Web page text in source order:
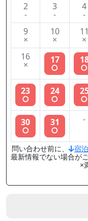
2
-
3
-
4
-
9
×
10
×
11
×
16
× 17
○ ○
23
○
24
○ ○
30
○
31
○
-
問い合わせ前に、 宿
最新情報でない場合が
×